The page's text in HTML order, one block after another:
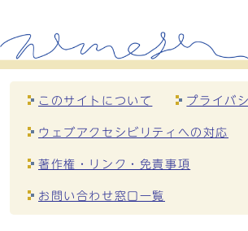
このサイトについて プライバ
ウェブアクセシビリティへの対応
著作権・リンク・免責事項
お問い合わせ窓口一覧